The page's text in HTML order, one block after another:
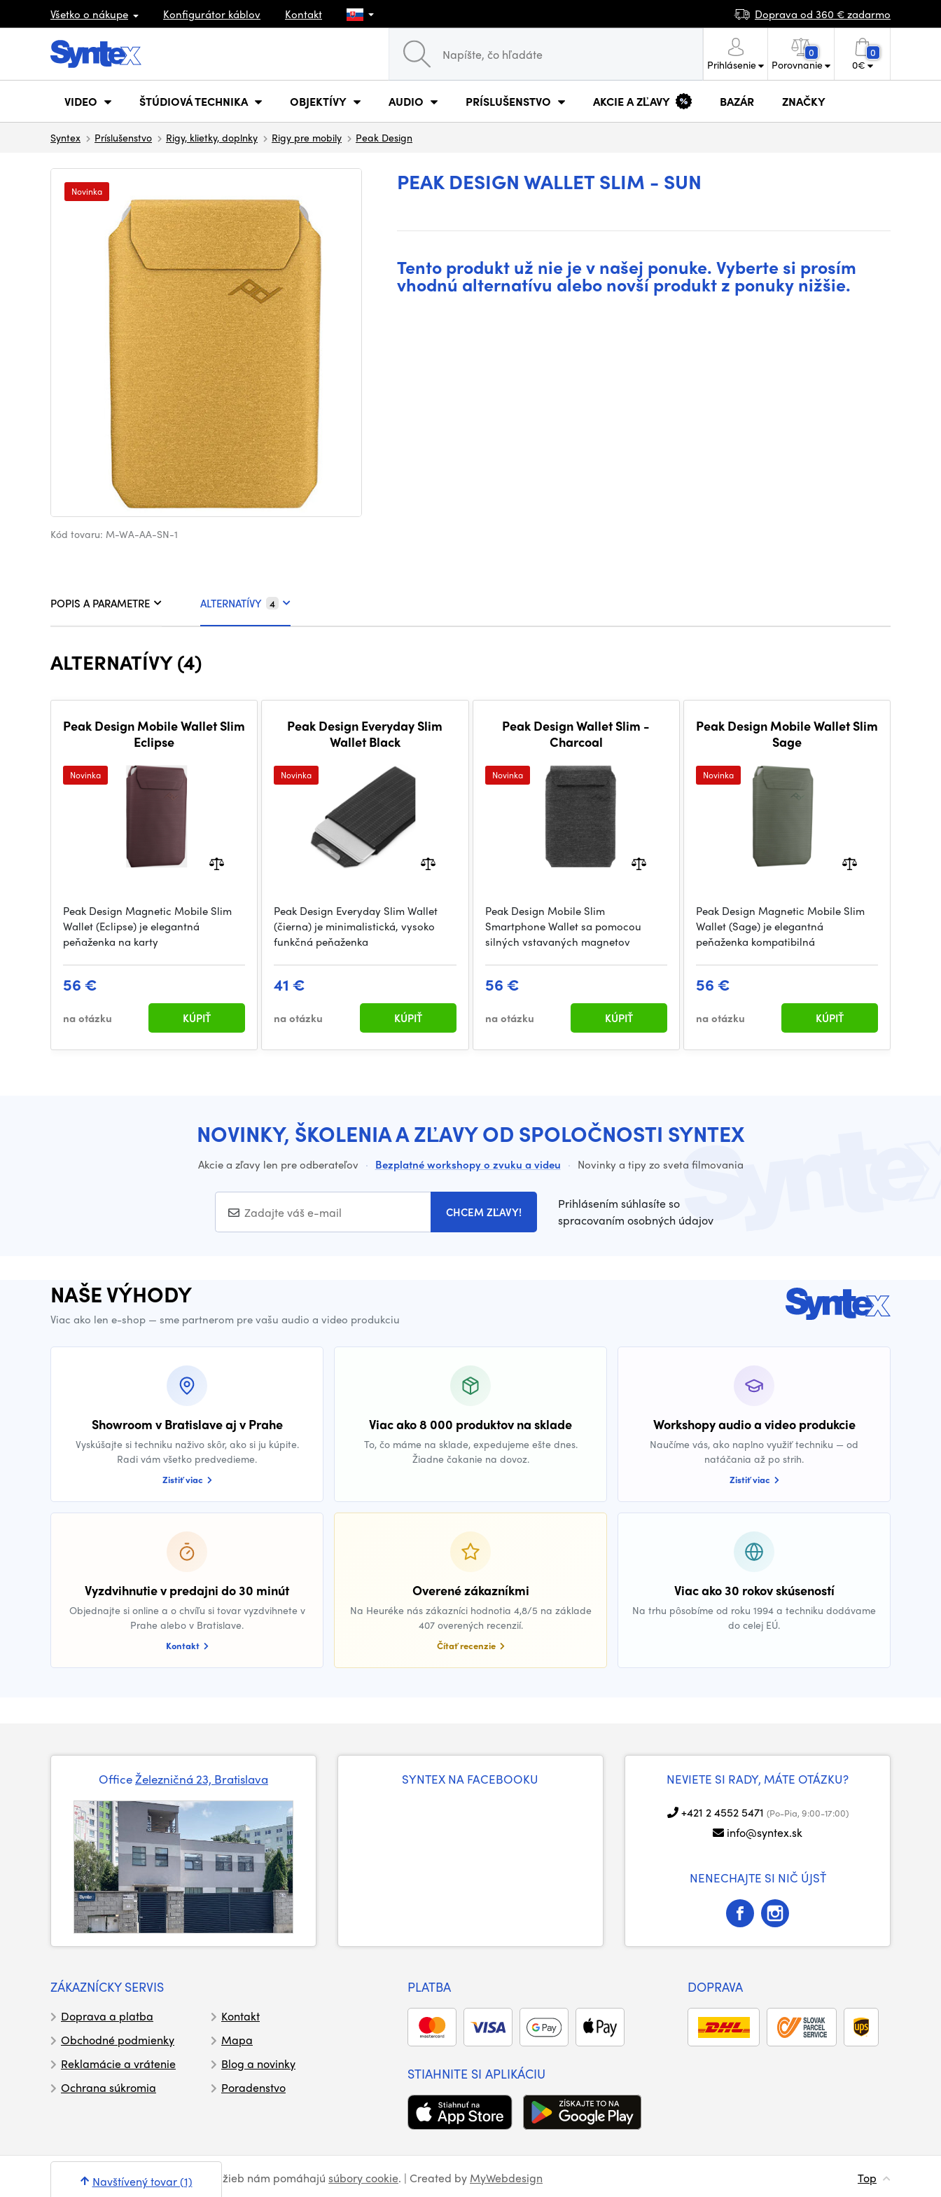
Všetko o nákupe Konfigurátor káblov Kontakt Doprava od 360 € zadarmo
Prihlásenie
0
Porovnanie
0
0€
VIDEO ŠTÚDIOVÁ TECHNIKA OBJEKTÍVY AUDIO PRÍSLUŠENSTVO AKCIE A ZĽAVY BAZÁR ZNAČKY
Syntex Príslušenstvo Rigy, klietky, doplnky Rigy pre mobily Peak Design
PEAK DESIGN WALLET SLIM - SUN
Novinka
Kód tovaru: M-WA-AA-SN-1
Tento produkt už nie je v našej ponuke. Vyberte si prosím
vhodnú alternatívu alebo novší produkt z ponuky nižšie.
POPIS A PARAMETRE ALTERNATÍVY 4
ALTERNATÍVY (4)
Peak Design Mobile Wallet Slim
Eclipse
Novinka
Peak Design Magnetic Mobile Slim
Wallet (Eclipse) je elegantná
peňaženka na karty
56 €
na otázku KÚPIŤ
Peak Design Everyday Slim
Wallet Black
Novinka
Peak Design Everyday Slim Wallet
(čierna) je minimalistická, vysoko
funkčná peňaženka
41 €
na otázku KÚPIŤ
Peak Design Wallet Slim -
Charcoal
Novinka
Peak Design Mobile Slim
Smartphone Wallet sa pomocou
silných vstavaných magnetov
56 €
na otázku KÚPIŤ
Peak Design Mobile Wallet Slim
Sage
Novinka
Peak Design Magnetic Mobile Slim
Wallet (Sage) je elegantná
peňaženka kompatibilná
56 €
na otázku KÚPIŤ
NOVINKY, ŠKOLENIA A ZĽAVY OD SPOLOČNOSTI SYNTEX
Akcie a zľavy len pre odberateľov · Bezplatné workshopy o zvuku a videu · Novinky a tipy zo sveta filmovania
CHCEM ZĽAVY!
Prihlásením súhlasíte so
spracovaním osobných údajov
NAŠE VÝHODY
Viac ako len e-shop — sme partnerom pre vašu audio a video produkciu
Showroom v Bratislave aj v Prahe
Vyskúšajte si techniku naživo skôr, ako si ju kúpite.
Radi vám všetko predvedieme.
Zistiť viac
Viac ako 8 000 produktov na sklade
To, čo máme na sklade, expedujeme ešte dnes.
Žiadne čakanie na dovoz.
Workshopy audio a video produkcie
Naučíme vás, ako naplno využiť techniku — od
natáčania až po strih.
Zistiť viac
Vyzdvihnutie v predajni do 30 minút
Objednajte si online a o chvíľu si tovar vyzdvihnete v
Prahe alebo v Bratislave.
Kontakt
Overené zákazníkmi
Na Heuréke nás zákazníci hodnotia 4,8/5 na základe
407 overených recenzií.
Čítať recenzie
Viac ako 30 rokov skúseností
Na trhu pôsobíme od roku 1994 a techniku dodávame
do celej EÚ.
OfficeŽelezničná 23, Bratislava SYNTEX NA FACEBOOKU NEVIETE SI RADY, MÁTE OTÁZKU?
+421 2 4552 5471 (Po-Pia, 9:00-17:00)
info@syntex.sk
NENECHAJTE SI NIČ ÚJSŤ
ZÁKAZNÍCKY SERVIS
Doprava a platba
Obchodné podmienky
Reklamácie a vrátenie
Ochrana súkromia
Kontakt
Mapa
Blog a novinky
Poradenstvo
PLATBA DOPRAVA
STIAHNITE SI APLIKÁCIU
© Syntex 2026. Pri poskytovaní služieb nám pomáhajú súbory cookie. | Created by MyWebdesign Top
Navštívený tovar (1)